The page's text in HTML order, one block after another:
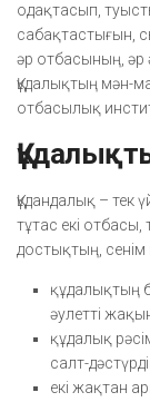
одақтасып,
сабақтастығын,
әр отбасының, әр
Құдалықтың мән-
отбасылық
Құдандалық – тек
тұтас екі отбасы,
достықтың,
құдалықтың
әулетті
құдалық
салт-
екі жақтан